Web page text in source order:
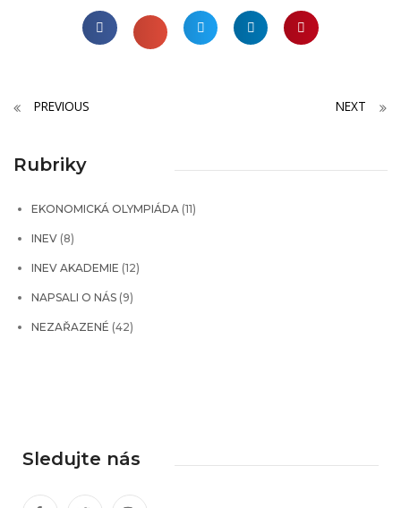
PREVIOUS NEXT
Rubriky
EKONOMICKÁ OLYMPIÁDA (11)
INEV (8)
INEV AKADEMIE (12)
NAPSALI O NÁS (9)
NEZAŘAZENÉ (42)
Sledujte nás